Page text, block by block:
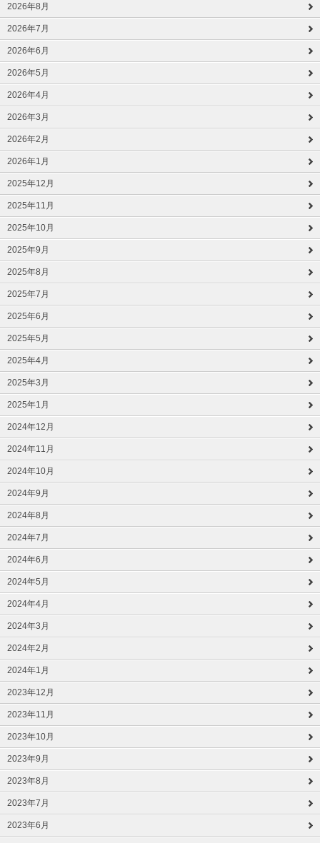
2026年8月
2026年7月
2026年6月
2026年5月
2026年4月
2026年3月
2026年2月
2026年1月
2025年12月
2025年11月
2025年10月
2025年9月
2025年8月
2025年7月
2025年6月
2025年5月
2025年4月
2025年3月
2025年1月
2024年12月
2024年11月
2024年10月
2024年9月
2024年8月
2024年7月
2024年6月
2024年5月
2024年4月
2024年3月
2024年2月
2024年1月
2023年12月
2023年11月
2023年10月
2023年9月
2023年8月
2023年7月
2023年6月